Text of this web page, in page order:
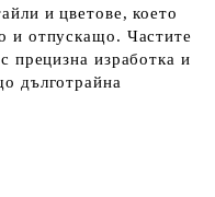
и цветове, което
и отпускащо. Частите
прецизна изработка и
дълготрайна